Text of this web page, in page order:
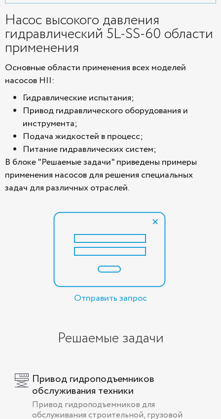
Насос высокого давления
гидравлический 5L-SS-60 области
применения
Основные области применения всех моделей
насосов HII:
Гидравлические испытания;
Привод гидравлического оборудования и
инструмента;
Подача жидкостей в процесс;
Питание гидравлических систем;
В блоке "Решаемые задачи" приведены примеры
применения насосов для решения специальных
задач для различных отраслей.
Отправить запрос
Решаемые задачи
Привод гидроподъемников
обслуживания техники
Привод гидроподъемников для
обслуживания строительной, грузовой